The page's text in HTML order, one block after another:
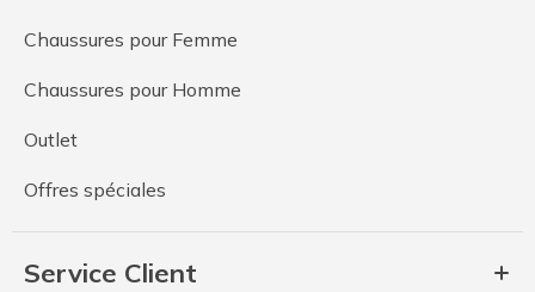
Chaussures pour Femme
Chaussures pour Homme
Outlet
Offres spéciales
Service Client